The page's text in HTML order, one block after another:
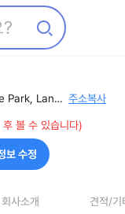
No. 42, Shengchuang Enterprise Park, Lane 1661, Jialuo Road, Jiading District, Shanghai 주소복사
볼 수 있습니다)
보 수정
회사소개 견적/기